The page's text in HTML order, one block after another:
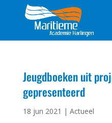
Jeugdboeken uit
gepresenteerd
18 jun 2021 | Actueel